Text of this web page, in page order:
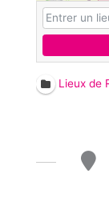
Lieux de